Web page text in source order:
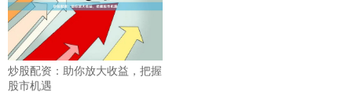
炒股配资：助你放大收益，把握
股市机遇